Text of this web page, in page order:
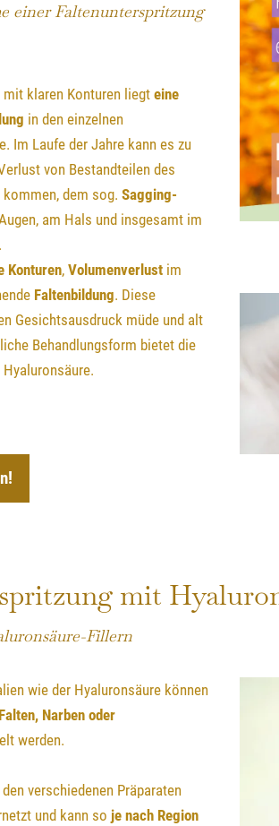
einer Faltenunterspritzung
klaren Konturen liegt eine
in den einzelnen
Im Laufe der Jahre kann es zu
von Bestandteilen des
dem sog. Sagging-
am Hals und insgesamt im
Konturen, Volumenverlust im
Faltenbildung. Diese
Gesichtsausdruck müde und alt
Behandlungsform bietet die
mit
Fillern
wie der Hyaluronsäure können
Narben oder
werden.
verschiedenen Präparaten
und kann so je nach Region